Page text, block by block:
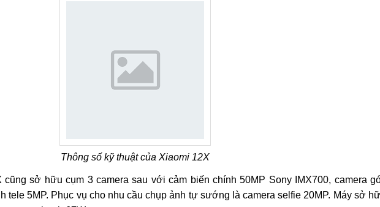
Thông số kỹ thuật của Xiaomi 12X
cũng sở hữu cụm 3 camera sau với cảm biến chính 50MP Sony IMX700, camera
tele 5MP. Phục vụ cho nhu cầu chụp ảnh tự sướng là camera selfie 20MP. Máy sở